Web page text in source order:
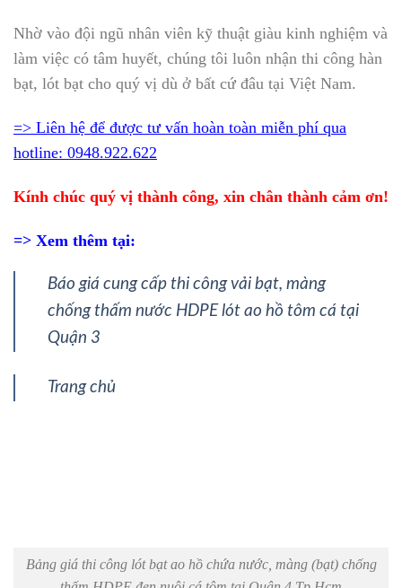
Nhờ vào đội ngũ nhân viên kỹ thuật giàu kinh nghiệm và
làm việc có tâm huyết, chúng tôi luôn nhận thi công hàn
bạt, lót bạt cho quý vị dù ở bất cứ đâu tại Việt Nam.
=> Liên hệ để được tư vấn hoàn toàn miễn phí qua
hotline: 0948.922.622
Kính chúc quý vị thành công, xin chân thành cảm ơn!
=> Xem thêm tại:
Báo giá cung cấp thi công vải bạt, màng
chống thấm nước HDPE lót ao hồ tôm cá tại
Quận 3
Trang chủ
Bảng giá thi công lót bạt ao hồ chứa nước, màng (bạt) chống